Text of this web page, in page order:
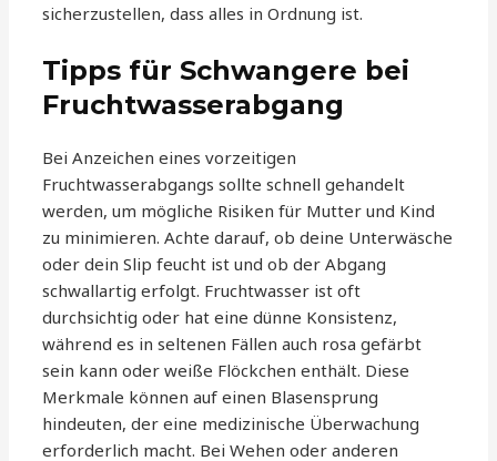
sicherzustellen, dass alles in Ordnung ist.
Tipps für Schwangere bei
Fruchtwasserabgang
Bei Anzeichen eines vorzeitigen
Fruchtwasserabgangs sollte schnell gehandelt
werden, um mögliche Risiken für Mutter und Kind
zu minimieren. Achte darauf, ob deine Unterwäsche
oder dein Slip feucht ist und ob der Abgang
schwallartig erfolgt. Fruchtwasser ist oft
durchsichtig oder hat eine dünne Konsistenz,
während es in seltenen Fällen auch rosa gefärbt
sein kann oder weiße Flöckchen enthält. Diese
Merkmale können auf einen Blasensprung
hindeuten, der eine medizinische Überwachung
erforderlich macht. Bei Wehen oder anderen